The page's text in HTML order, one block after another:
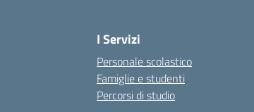
I Servizi
Personale scolastico
Famiglie e studenti
Percorsi di studio